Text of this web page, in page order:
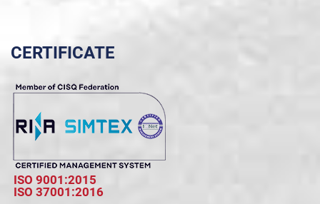
CERTIFICATE
ISO 9001:2015
ISO 37001:2016